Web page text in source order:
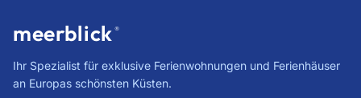
meerblick ®
Ihr Spezialist für exklusive Ferienwohnungen und Ferienhäuser
an Europas schönsten Küsten.